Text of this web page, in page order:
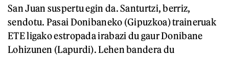
San Juan suspertu egin da. Santurtzi, berriz,
sendotu. Pasai Donibaneko (Gipuzkoa) traineruak
ETE ligako estropada irabazi du gaur Donibane
Lohizunen (Lapurdi). Lehen bandera du